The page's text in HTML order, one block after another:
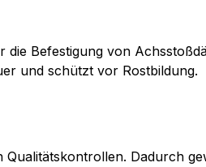
Befestigung von
und schützt vor Rostbildung.
Dadurch